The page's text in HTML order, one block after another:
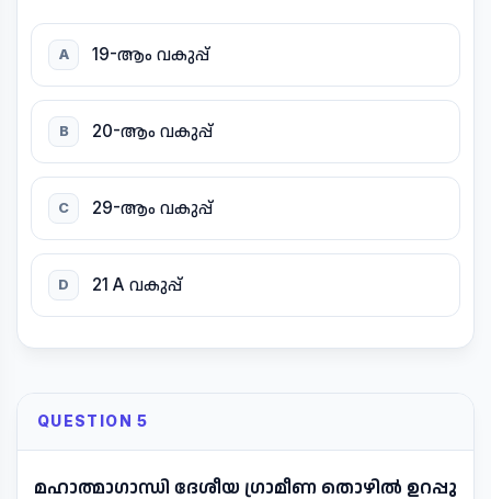
A 19-ആം വകുപ്പ്
B 20-ആം വകുപ്പ്
C 29-ആം വകുപ്പ്
D 21 A വകുപ്പ്
QUESTION 5
മഹാത്മാഗാന്ധി ദേശീയ ഗ്രാമീണ തൊഴിൽ ഉറപ്പു